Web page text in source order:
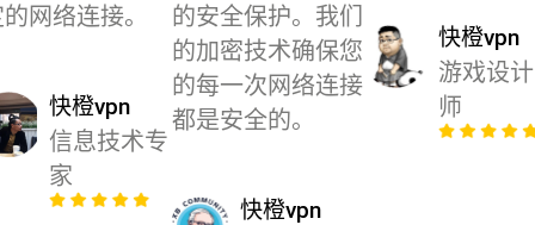
网络连接。
快橙vpn
信息技术专
家
的安全保护。我们
的加密技术确保您
的每一次网络连接
都是安全的。
快橙vpn
快橙vpn
游戏设计
师